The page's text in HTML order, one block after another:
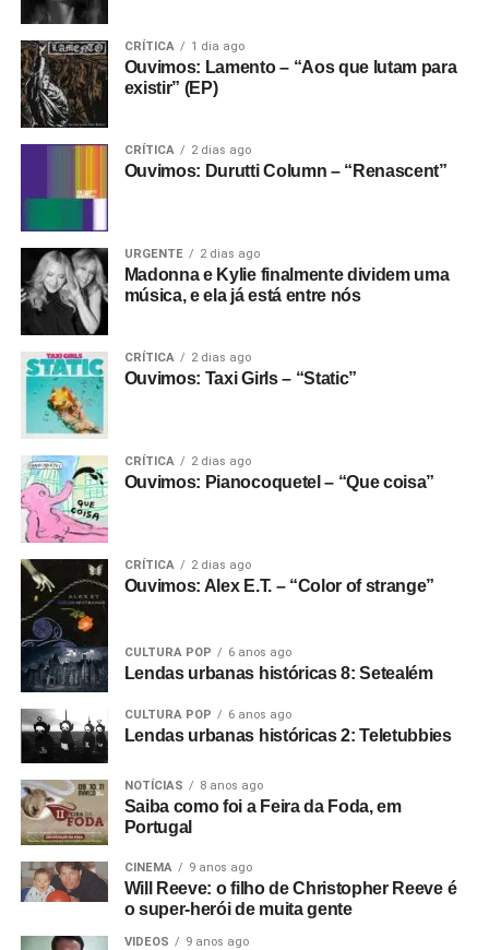
Gostou do texto? Seu apoio mantém o Pop
Fantasma funcionando todo dia.
E se ainda não assinou, dá tempo:
assine a
newsletter
mail.
CRÍTICA 1 dia ago
Ouvimos: Lamento – “Aos que lutam para
existir” (EP)
CRÍTICA 2 dias ago
Ouvimos: Durutti Column – “Renascent”
URGENTE 2 dias ago
Madonna e Kylie finalmente dividem uma
música, e ela já está entre nós
CRÍTICA 2 dias ago
Ouvimos: Taxi Girls – “Static”
CRÍTICA 2 dias ago
Ouvimos: Pianocoquetel – “Que coisa”
CRÍTICA 2 dias ago
Ouvimos: Alex E.T. – “Color of strange”
CULTURA POP 6 anos ago
Lendas urbanas históricas 8: Setealém
CULTURA POP 6 anos ago
Lendas urbanas históricas 2: Teletubbies
NOTÍCIAS 8 anos ago
Saiba como foi a Feira da Foda, em
Portugal
CINEMA 9 anos ago
Will Reeve: o filho de Christopher Reeve é
o super-herói de muita gente
VIDEOS 9 anos ago